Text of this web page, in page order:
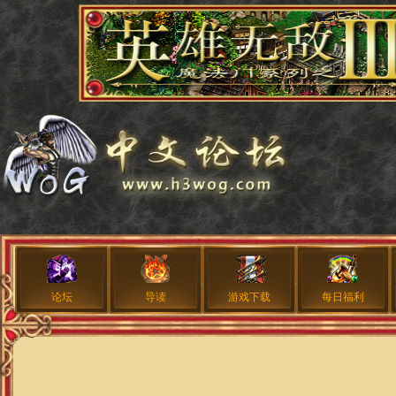
论坛 导读 游戏下载 每日福利